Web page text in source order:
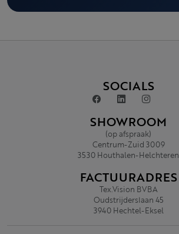
SOCIALS
SHOWROOM
(op afspraak)
Centrum-Zuid 3009
3530 Houthalen-Helchteren
FACTUURADRES
Tex.Vision BVBA
Oudstrijderslaan 45
3940 Hechtel-Eksel